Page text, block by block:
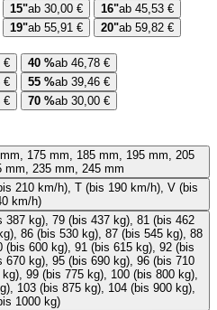
15"ab 30,00 € 16"ab 45,53 €
19"ab 55,91 € 20"ab 59,82 €
€ 40 %ab 46,78 €
€ 55 %ab 39,46 €
€ 70 %ab 30,00 €
mm, 235 mm, 245 mm
km/h)
86 (bis 530 kg), 87 (bis 545 kg), 88
600 kg), 91 (bis 615 kg), 92 (bis
kg), 95 (bis 690 kg), 96 (bis 710
99 (bis 775 kg), 100 (bis 800 kg),
103 (bis 875 kg), 104 (bis 900 kg),
1000 kg)